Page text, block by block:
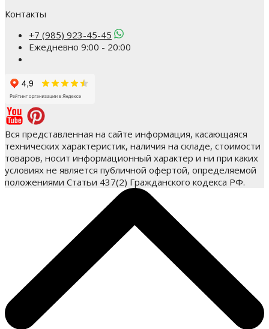
Контакты
+7 (985) 923-45-45
Ежедневно 9:00 - 20:00
Вся представленная на сайте информация, касающаяся
технических характеристик, наличия на складе, стоимости
товаров, носит информационный характер и ни при каких
условиях не является публичной офертой, определяемой
положениями Статьи 437(2) Гражданского кодекса РФ.